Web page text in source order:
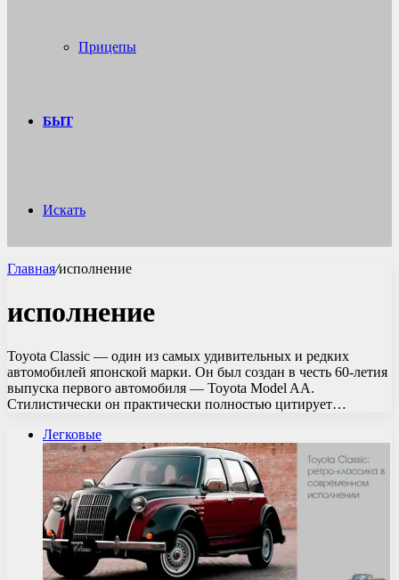
Прицепы
БЫТ
Искать
Главная/исполнение
исполнение
Toyota Classic — один из самых удивительных и редких
автомобилей японской марки. Он был создан в честь 60-летия
выпуска первого автомобиля — Toyota Model AA.
Стилистически он практически полностью цитирует…
Легковые